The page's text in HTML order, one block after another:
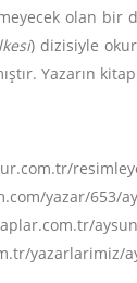
olan bir
) dizisiyle
Yazarın
yazar/653/
yazarlarimiz/